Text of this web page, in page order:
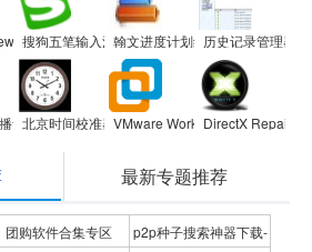
Tools Lite)
搜狗五笔输入法翰文进度计划编制系统历史记录管理器
音系统
北京时间校准器VMware WorkstationDirectX Repair
最新专题推荐
团购软件合集专区 p2p种子搜索神器下载-